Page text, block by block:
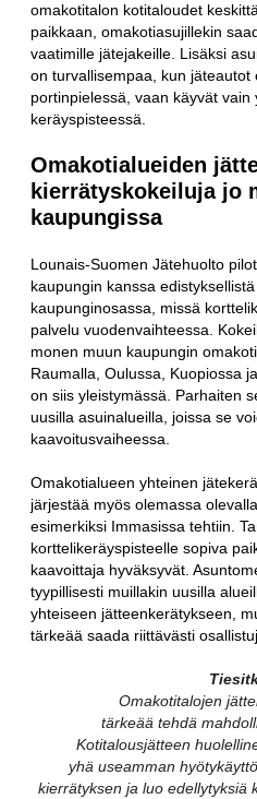
omakotitalon kotitaloudet
paikkaan, omakotiasujillekin
vaatimille jätejakeille. Lisäksi
on turvallisempaa, kun
portinpielessä, vaan käyvät vain
keräyspisteessä.
Omakotialueiden
kierrätyskokeiluja jo
kaupungissa
Lounais-Suomen Jätehuolto
kaupungin kanssa
kaupunginosassa, missä
palvelu vuodenvaihteessa.
monen muun kaupungin
Raumalla, Oulussa, Kuopiossa
on siis yleistymässä. Parhaiten
uusilla asuinalueilla, joissa se
kaavoitusvaiheessa.
Omakotialueen yhteinen
järjestää myös olemassa
esimerkiksi Immasissa tehtiin.
korttelikeräyspisteelle sopiva
kaavoittaja hyväksyvät.
tyypillisesti muillakin uusilla
yhteiseen jätteenkerätykseen,
tärkeää saada riittävästi
Omakotitalojen
tärkeää tehdä
Kotitalousjätteen
yhä useamman
kierrätyksen ja luo edellytyksiä